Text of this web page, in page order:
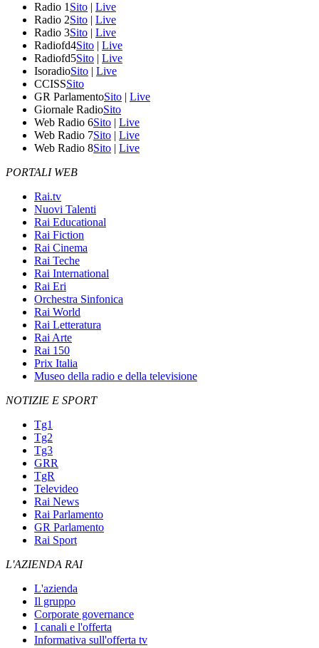
Radio 1 Sito | Live
Radio 2Sito | Live
Radio 3Sito | Live
Radiofd4Sito | Live
Radiofd5Sito | Live
IsoradioSito | Live
CCISSSito
GR ParlamentoSito | Live
Giornale RadioSito
Web Radio 6Sito | Live
Web Radio 7Sito | Live
Web Radio 8Sito | Live
PORTALI WEB
Rai.tv
Nuovi Talenti
Rai Educational
Rai Fiction
Rai Cinema
Rai Teche
Rai International
Rai Eri
Orchestra Sinfonica
Rai World
Rai Letteratura
Rai Arte
Rai 150
Prix Italia
Museo della radio e della televisione
NOTIZIE E SPORT
Tg1
Tg2
Tg3
GRR
TgR
Televideo
Rai News
Rai Parlamento
GR Parlamento
Rai Sport
L'AZIENDA RAI
L'azienda
Il gruppo
Corporate governance
I canali e l'offerta
Informativa sull'offerta tv